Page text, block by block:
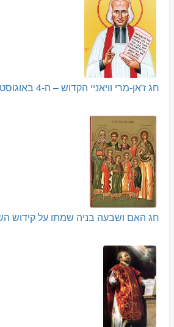
חג ז'אן-מרי וויאניי הקדוש – ה-4 באוגוסט
חג האם ושבעה בניה שמתו על קידוש השם – ה-